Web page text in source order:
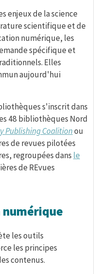
enjeux de la science
scientifique et de
numérique, les
spécifique et
Elles
aujourd'hui
s'inscrit dans
48 bibliothèques Nord
Publishing Coalitionou
de revues pilotées
regroupées dans le
de REvues
les outils
les principes
contenus.